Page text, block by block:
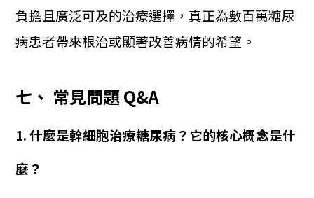
負擔且廣泛可及的治療選擇，真正為數百萬糖尿
病患者帶來根治或顯著改善病情的希望。
七、 常見問題 Q&A
1. 什麼是幹細胞治療糖尿病？它的核心概念是什
麼？